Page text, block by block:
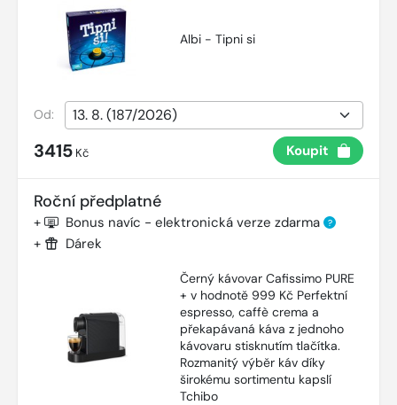
Albi - Tipni si
Od:
3415 Kč Koupit
Roční předplatné
+ Bonus navíc - elektronická verze zdarma ?
+ Dárek
Černý kávovar Cafissimo PURE
+ v hodnotě 999 Kč Perfektní
espresso, caffè crema a
překapávaná káva z jednoho
kávovaru stisknutím tlačítka.
Rozmanitý výběr káv díky
širokému sortimentu kapslí
Tchibo